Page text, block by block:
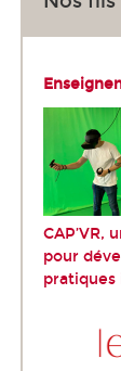
CAP’VR,
pour
pratiques